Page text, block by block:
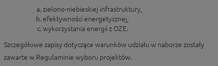
zielono-niebieskiej infrastruktury,
efektywności energetycznej,
wykorzystania energii z OZE.
Szczegółowe zapisy dotyczące warunków udziału w naborze zostały
zawarte w Regulaminie wyboru projektów.